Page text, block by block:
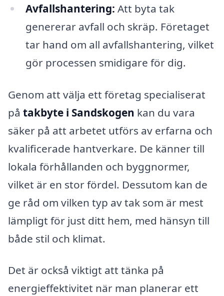
Avfallshantering: Att byta tak
genererar avfall och skräp. Företaget
tar hand om all avfallshantering, vilket
gör processen smidigare för dig.
Genom att välja ett företag specialiserat
på takbyte i Sandskogen kan du vara
säker på att arbetet utförs av erfarna och
kvalificerade hantverkare. De känner till
lokala förhållanden och byggnormer,
vilket är en stor fördel. Dessutom kan de
ge råd om vilken typ av tak som är mest
lämpligt för just ditt hem, med hänsyn till
både stil och klimat.
Det är också viktigt att tänka på
energieffektivitet när man planerar ett